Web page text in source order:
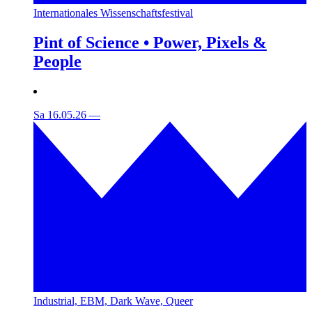
Internationales Wissenschaftsfestival
Pint of Science • Power, Pixels &
People
Sa 16.05.26 —
Industrial, EBM, Dark Wave, Queer